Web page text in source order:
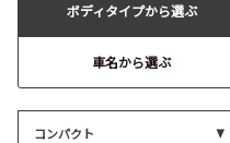
ボディタイプから選ぶ
車名から選ぶ
コンパクト